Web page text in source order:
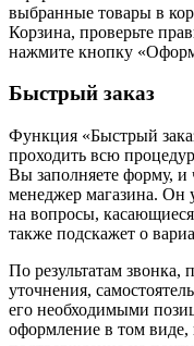
выбранные товары в
Корзина, проверьте
нажмите кнопку
Быстрый заказ
Функция «Быстрый
проходить всю
Вы заполняете форму, и
менеджер магазина. Он
на вопросы, касающиеся
также подскажет о
По результатам звонка,
уточнения,
его необходимыми
оформление в том виде,